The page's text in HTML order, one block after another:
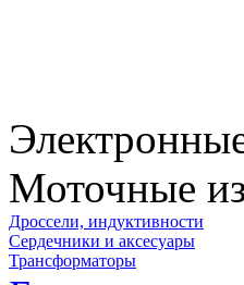
Моточные
Дроссели, индуктивности
Сердечники и аксесуары
Трансформаторы